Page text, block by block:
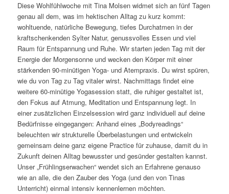
Diese Wohlfühlwoche mit Tina Molsen widmet sich an fünf Tagen
genau all dem, was im hektischen Alltag zu kurz kommt:
wohltuende, natürliche Bewegung, tiefes Durchatmen in der
kraftschenkenden Sylter Natur, genussvolles Essen und viel
Raum für Entspannung und Ruhe. Wir starten jeden Tag mit der
Energie der Morgensonne und wecken den Körper mit einer
stärkenden 90-minütigen Yoga- und Atempraxis. Du wirst spüren,
wie du von Tag zu Tag vitaler wirst. Nachmittags findet eine
weitere 60-minütige Yogasession statt, die ruhiger gestaltet ist,
den Fokus auf Atmung, Meditation und Entspannung legt. In
einer zusätzlichen Einzelsession wird ganz individuell auf deine
Bedürfnisse eingegangen: Anhand eines „Bodyreadings“
beleuchten wir strukturelle Überbelastungen und entwickeln
gemeinsam deine ganz eigene Practice für zuhause, damit du in
Zukunft deinen Alltag bewusster und gesünder gestalten kannst.
Unser „Frühlingserwachen“ wendet sich an Erfahrene genauso
wie an alle, die den Zauber des Yoga (und den von Tinas
Unterricht) einmal intensiv kennenlernen möchten.